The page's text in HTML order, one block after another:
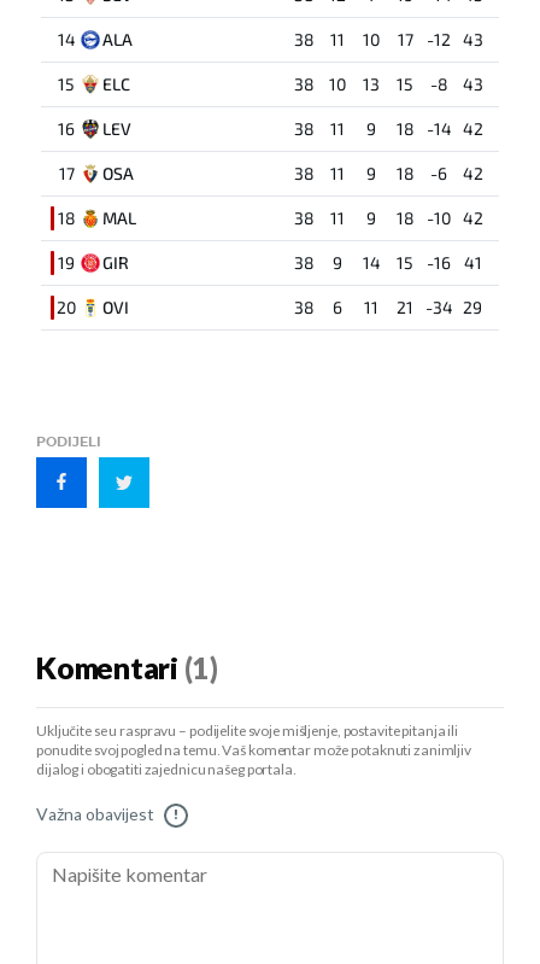
14 ALA 38 11 10 17 -12 43
15 ELC 38 10 13 15 -8 43
16 LEV 38 11 9 18 -14 42
17 OSA 38 11 9 18 -6 42
18 MAL 38 11 9 18 -10 42
19 GIR 38 9 14 15 -16 41
20 OVI 38 6 11 21 -34 29
PODIJELI
Komentari (1)
Uključite se u raspravu – podijelite svoje mišljenje, postavite pitanja ili
ponudite svoj pogled na temu. Vaš komentar može potaknuti zanimljiv
dijalog i obogatiti zajednicu našeg portala.
Važna obavijest !